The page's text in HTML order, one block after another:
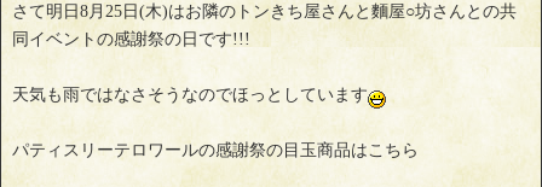
さて明日8月25日(木)はお隣のトンきち屋さんと麵屋○坊さんとの共
同イベントの感謝祭の日です!!!
天気も雨ではなさそうなのでほっとしています
パティスリーテロワールの感謝祭の目玉商品はこちら